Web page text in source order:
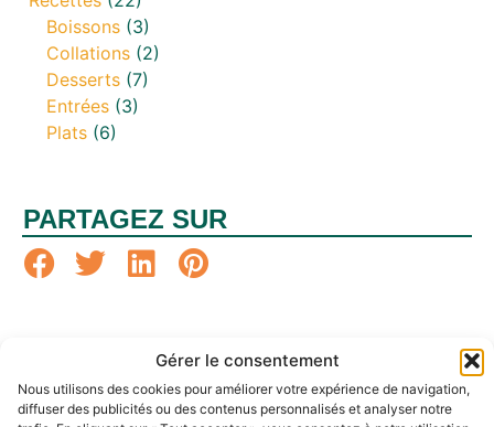
Gérer le consentement
Nous utilisons des cookies pour améliorer votre expérience de navigation,
diffuser des publicités ou des contenus personnalisés et analyser notre
Boissons (3)
Collations (2)
Desserts (7)
Entrées (3)
Plats (6)
PARTAGEZ SUR